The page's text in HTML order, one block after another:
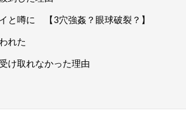
と噂に 【3穴強姦？眼球破裂？】
れた
け取れなかった理由